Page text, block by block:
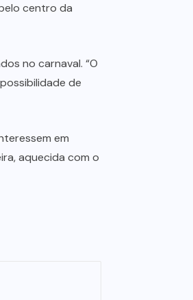
centro da
no carnaval. “O
de
em
aquecida com o